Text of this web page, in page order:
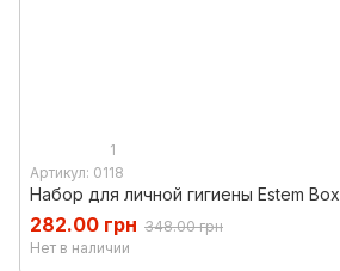
1
Артикул: 0118
Набор для личной гигиены Estem Box
282.00 грн 348.00 грн
Нет в наличии